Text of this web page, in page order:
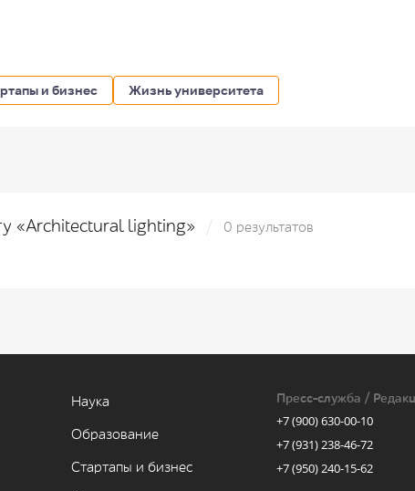
и бизнес Жизнь университета
«Architectural lighting» 0 результатов
Наука
Образование
Стартапы и бизнес
Пресс-служба /
+7 (900) 630-00-10
+7 (931) 238-46-72
+7 (950) 240-15-62